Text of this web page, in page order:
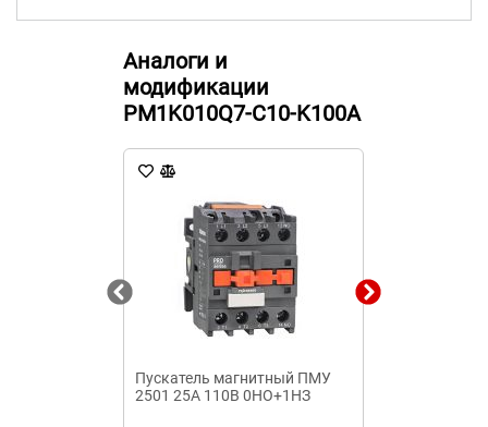
Аналоги и
модификации
PM1K010Q7-C10-K100A
Пускатель магнитный ПМУ
2501 25А 110В 0НО+1НЗ